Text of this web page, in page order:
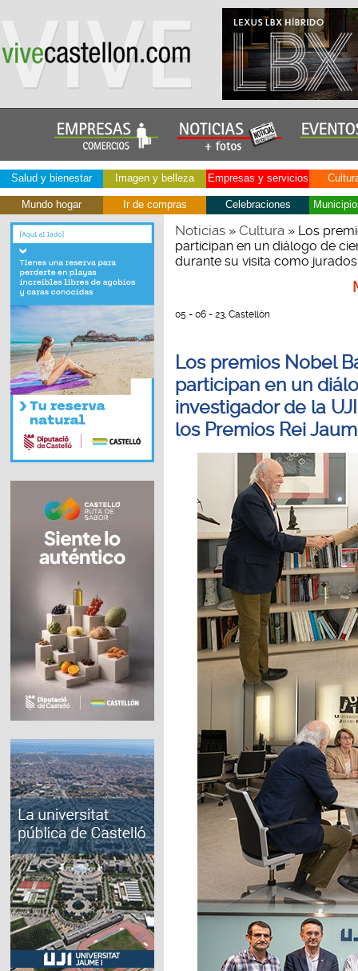
Salud y bienestar Imagen y belleza Empresas y servicios
Mundo hogar Ir de compras Celebraciones
Noticias» Cultura» Los
participan en un diálogo de
durante su visita como
05 - 06 - 23, Castellón
Los premios Nobel
participan en un
investigador de la
los Premios Rei